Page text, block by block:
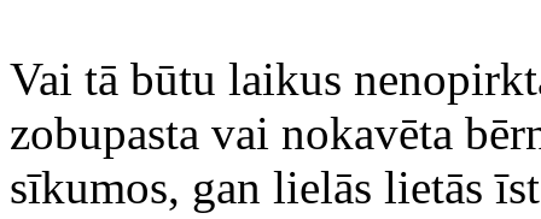
Vai tā būtu laikus
zobupasta vai nokavēta
sīkumos, gan lielās lietās